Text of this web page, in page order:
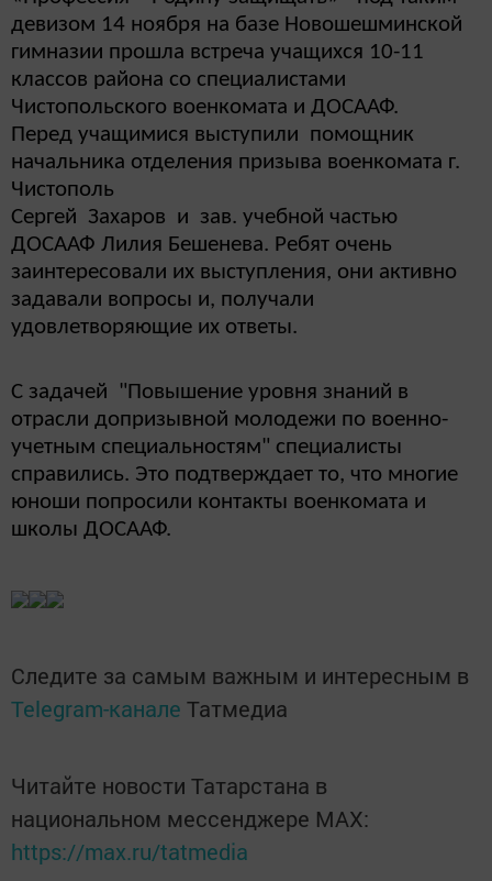
девизом 14 ноября на базе Новошешминской
гимназии прошла встреча учащихся 10-11
классов района со специалистами
Чистопольского военкомата и ДОСААФ.
Перед учащимися выступили помощник
начальника отделения призыва военкомата г.
Чистополь
Сергей Захаров и зав. учебной частью
ДОСААФ Лилия Бешенева. Ребят очень
заинтересовали их выступления, они активно
задавали вопросы и, получали
удовлетворяющие их ответы.
С задачей "Повышение уровня знаний в
отрасли допризывной молодежи по военно-
учетным специальностям" специалисты
справились. Это подтверждает то, что многие
юноши попросили контакты военкомата и
школы ДОСААФ.
Следите за самым важным и интересным в
Telegram-канале Татмедиа
Читайте новости Татарстана в
национальном мессенджере MАХ:
https://max.ru/tatmedia